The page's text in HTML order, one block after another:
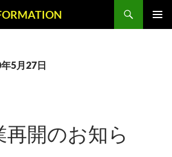
5月27日
再開のお知ら